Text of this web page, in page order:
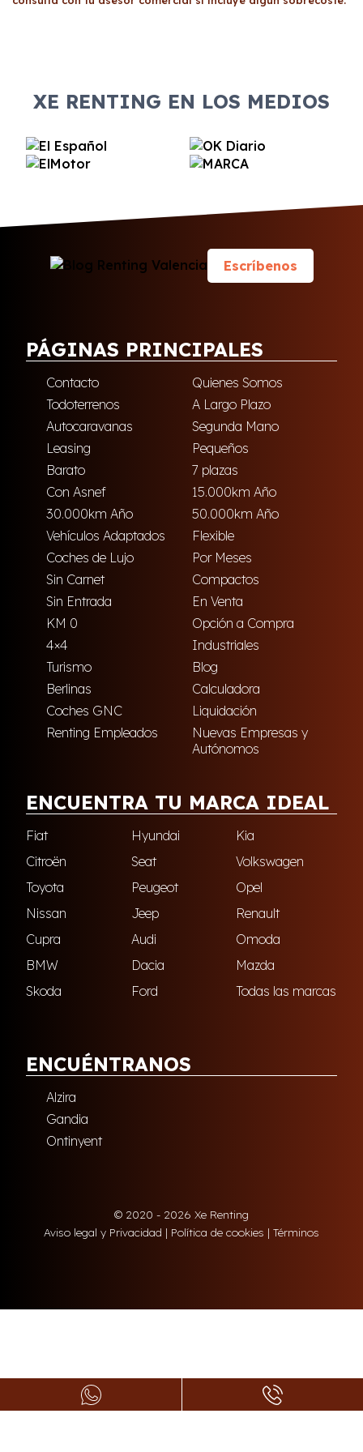
XE RENTING EN LOS MEDIOS
Escríbenos
PÁGINAS PRINCIPALES
Contacto
Quienes Somos
Todoterrenos
A Largo Plazo
Autocaravanas
Segunda Mano
Leasing
Pequeños
Barato
7 plazas
Con Asnef
15.000km Año
30.000km Año
50.000km Año
Vehículos Adaptados
Flexible
Coches de Lujo
Por Meses
Sin Carnet
Compactos
Sin Entrada
En Venta
KM 0
Opción a Compra
4×4
Industriales
Turismo
Blog
Berlinas
Calculadora
Coches GNC
Liquidación
Renting Empleados
Nuevas Empresas y
Autónomos
ENCUENTRA TU MARCA IDEAL
Fiat Hyundai
Kia
Citroën
Seat
Volkswagen
Toyota
Peugeot
Opel
Nissan
Jeep
Renault
Cupra
Audi
Omoda
BMW
Dacia
Mazda
Skoda
Ford Todas las marcas
ENCUÉNTRANOS
Alzira
Gandia
Ontinyent
© 2020 - 2026 Xe Renting
Aviso legal y Privacidad | Política de cookies | Términos